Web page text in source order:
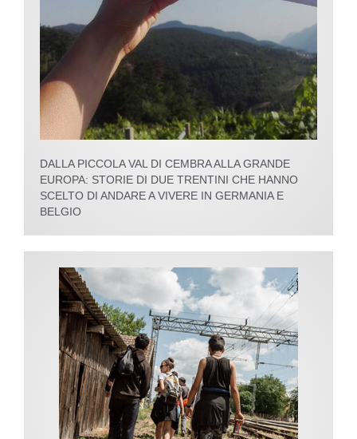
DALLA PICCOLA VAL DI CEMBRA ALLA GRANDE
EUROPA: STORIE DI DUE TRENTINI CHE HANNO
SCELTO DI ANDARE A VIVERE IN GERMANIA E
BELGIO